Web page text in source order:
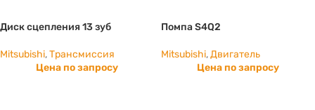
Диск сцепления 13 зуб
Mitsubishi,Трансмиссия
Цена по запросу
Помпа S4Q2
Mitsubishi,Двигатель
Цена по запросу